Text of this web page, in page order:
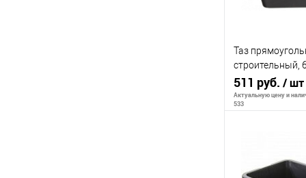
Таз
строительный,
Сибртех
511 руб. / шт
Актуальную цену и
533